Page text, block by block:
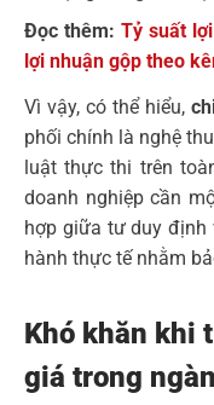
Đọc thêm: Tỷ suất
lợi nhuận gộp theo
Vì vậy, có thể hiểu,
phối chính là nghệ
luật thực thi trên
doanh nghiệp cần
hợp giữa tư duy định
hành thực tế nhằm
Khó khăn khi
giá trong